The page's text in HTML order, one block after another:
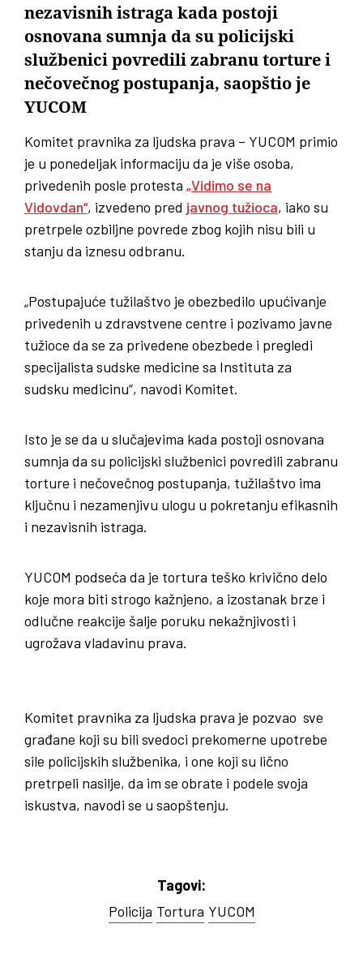
nezavisnih istraga kada postoji
osnovana sumnja da su policijski
službenici povredili zabranu torture i
nečovečnog postupanja, saopštio je
YUCOM
Komitet pravnika za ljudska prava – YUCOM primio
je u ponedeljak informaciju da je više osoba,
privedenih posle protesta „Vidimo se na
Vidovdan“, izvedeno pred javnog tužioca, iako su
pretrpele ozbiljne povrede zbog kojih nisu bili u
stanju da iznesu odbranu.
„Postupajuće tužilaštvo je obezbedilo upućivanje
privedenih u zdravstvene centre i pozivamo javne
tužioce da se za privedene obezbede i pregledi
specijalista sudske medicine sa Instituta za
sudsku medicinu“, navodi Komitet.
Isto je se da u slučajevima kada postoji osnovana
sumnja da su policijski službenici povredili zabranu
torture i nečovečnog postupanja, tužilaštvo ima
ključnu i nezamenjivu ulogu u pokretanju efikasnih
i nezavisnih istraga.
YUCOM podseća da je tortura teško krivično delo
koje mora biti strogo kažnjeno, a izostanak brze i
odlučne reakcije šalje poruku nekažnjivosti i
ugrožava vladavinu prava.
Komitet pravnika za ljudska prava je pozvao sve
građane koji su bili svedoci prekomerne upotrebe
sile policijskih službenika, i one koji su lično
pretrpeli nasilje, da im se obrate i podele svoja
iskustva, navodi se u saopštenju.
Tagovi:
Policija Tortura YUCOM